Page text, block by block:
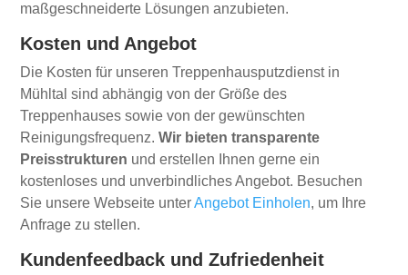
maßgeschneiderte Lösungen anzubieten.
Kosten und Angebot
Die Kosten für unseren Treppenhausputzdienst in
Mühltal sind abhängig von der Größe des
Treppenhauses sowie von der gewünschten
Reinigungsfrequenz.Wir bieten transparente
Preisstrukturen und erstellen Ihnen gerne ein
kostenloses und unverbindliches Angebot. Besuchen
Sie unsere Webseite unterAngebot Einholen, um Ihre
Anfrage zu stellen.
Kundenfeedback und Zufriedenheit